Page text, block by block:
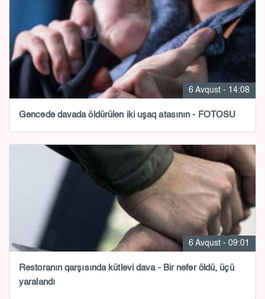
6 Avqust - 14:08
Gəncədə davada öldürülən iki uşaq atasının - FOTOSU
6 Avqust - 09:01
Restoranın qarşısında kütləvi dava - Bir nəfər öldü, üçü
yaralandı